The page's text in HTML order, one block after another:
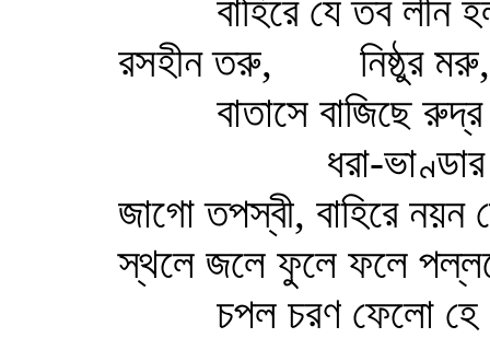
বাহিরে যে তব লীন
রসহীন তরু,
নিষ্ঠুর মরু,
বাতাসে বাজিছে
ধরা-
জাগো তপস্বী, বাহিরে
স্থলে জলে ফুলে ফলে
চপল চরণ ফেলো